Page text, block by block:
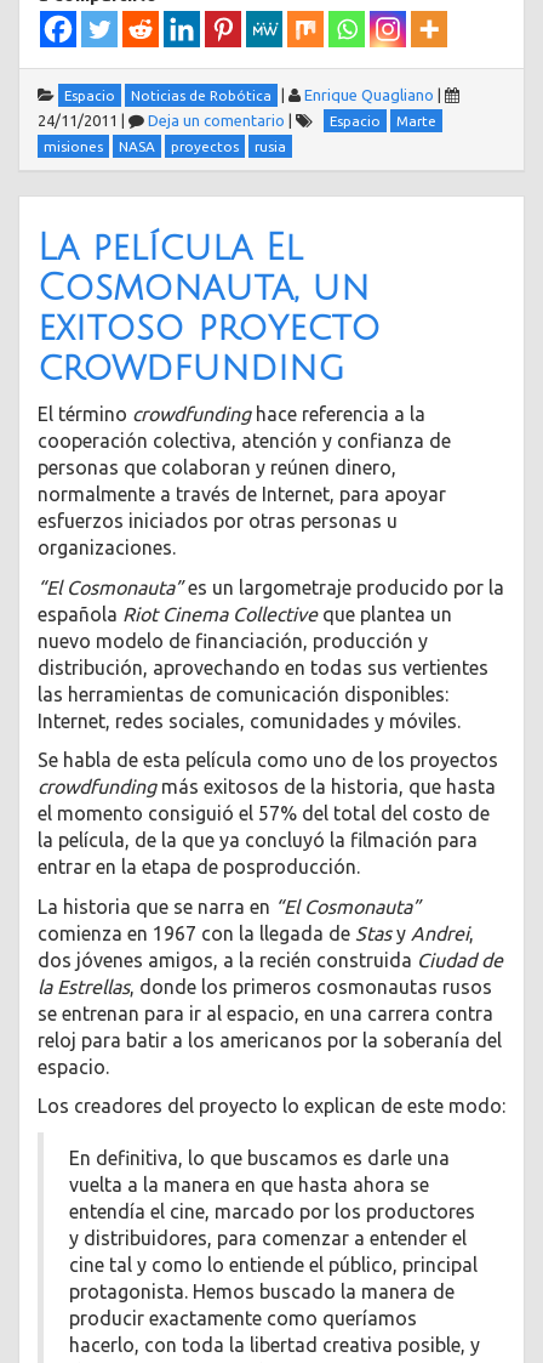
Espacio Noticias de Robótica Enrique Quagliano
24/11/2011
Deja un comentario Espacio
Marte
misiones
NASA proyectos rusia
La película El
Cosmonauta, un
exitoso proyecto
crowdfunding
El término crowdfundinghace referencia a la
cooperación colectiva, atención y confianza de
personas que colaboran y reúnen dinero,
normalmente a través de Internet, para apoyar
esfuerzos iniciados por otras personas u
organizaciones.
“El Cosmonauta”es un largometraje producido por la
española Riot Cinema Collectiveque plantea un
nuevo modelo de financiación, producción y
distribución, aprovechando en todas sus vertientes
las herramientas de comunicación disponibles:
Internet, redes sociales, comunidades y móviles.
Se habla de esta película como uno de los proyectos
crowdfundingmás exitosos de la historia, que hasta
el momento consiguió el 57% del total del costo de
la película, de la que ya concluyó la filmación para
entrar en la etapa de posproducción.
La historia que se narra en “El Cosmonauta”
comienza en 1967 con la llegada de Stasy Andrei,
dos jóvenes amigos, a la recién construida Ciudad de
la Estrellas, donde los primeros cosmonautas rusos
se entrenan para ir al espacio, en una carrera contra
reloj para batir a los americanos por la soberanía del
espacio.
Los creadores del proyecto lo explican de este modo:
En definitiva, lo que buscamos es darle una
vuelta a la manera en que hasta ahora se
entendía el cine, marcado por los productores
y distribuidores, para comenzar a entender el
cine tal y como lo entiende el público, principal
protagonista. Hemos buscado la manera de
producir exactamente como queríamos
hacerlo, con toda la libertad creativa posible, y